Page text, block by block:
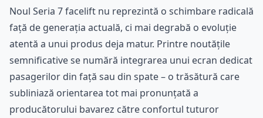
Noul Seria 7 facelift nu reprezintă o schimbare radicală
față de generația actuală, ci mai degrabă o evoluție
atentă a unui produs deja matur. Printre noutățile
semnificative se numără integrarea unui ecran dedicat
pasagerilor din față sau din spate – o trăsătură care
subliniază orientarea tot mai pronunțată a
producătorului bavarez către confortul tuturor